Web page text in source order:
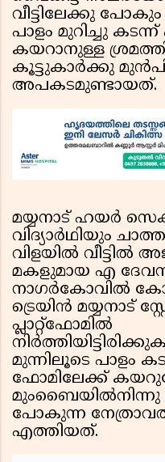
വീട്ടിലേക്കു
പാളം മുറിച്ചു കടന്ന്
കയറാനുള്ള
കൂട്ടുകാര്‍ക്കു
അപകടമുണ്ടായത്.
മയ്യനാട് ഹയര്‍
വിദ്യാര്‍ഥിയും
വിളയില്‍ വീട്ടില്‍
മകളുമായ എ
നാഗര്‍കോവില്‍
ട്രെയിന്‍ മയ്യനാട്
പ്ലാറ്റ്‌ഫോമില്‍
മുന്നിലൂടെ പാളം
ഫോമിലേക്ക്
മുംബൈയില്‍നിന്നു
പോകുന്ന
എത്തിയത്.